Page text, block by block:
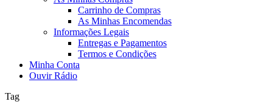
Carrinho de Compras
As Minhas Encomendas
Informações Legais
Entregas e Pagamentos
Termos e Condições
Minha Conta
Ouvir Rádio
Tag